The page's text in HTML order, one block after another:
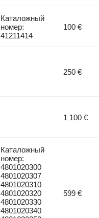
Каталожный
номер:
41211414
100 €
250 €
1 100 €
Каталожный
номер:
4801020300
4801020307
4801020310
4801020320
4801020330
4801020340
599 €